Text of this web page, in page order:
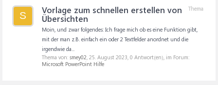
S
Thema
Vorlage zum schnellen erstellen von
Übersichten
Moin, und zwar folgendes: Ich frage mich ob es eine Funktion gibt,
mit der man z.B. einfach ein oder 2 Textfelder anordnet und die
irgendwie da...
Thema von: smey02, 25. August 2023, 0 Antwort(en), im Forum:
Microsoft PowerPoint Hilfe